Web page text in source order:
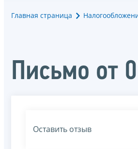
Главная страница
Письмо от
Оставить отзыв